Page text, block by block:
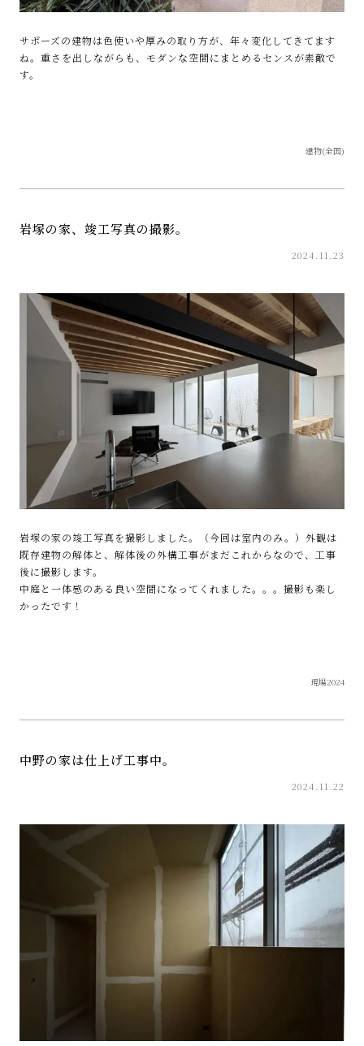
サポーズの建物は色使いや厚みの取り方が、年々変化してきてます
ね。重さを出しながらも、モダンな空間にまとめるセンスが素敵で
す。
建物(全国)
岩塚の家、竣工写真の撮影。
2024.11.23
岩塚の家の竣工写真を撮影しました。（今回は室内のみ。）外観は
既存建物の解体と、解体後の外構工事がまだこれからなので、工事
後に撮影します。
中庭と一体感のある良い空間になってくれました。。。撮影も楽し
かったです！
現場2024
中野の家は仕上げ工事中。
2024.11.22